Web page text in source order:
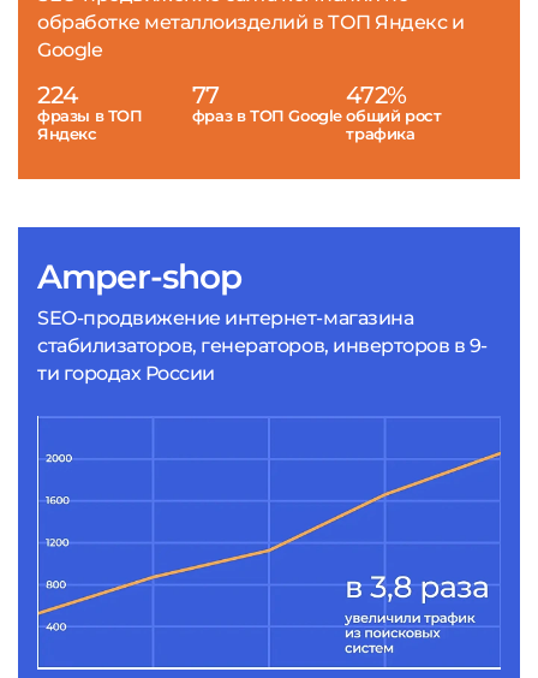
Amper-shop
SEO-продвижение интернет-магазина
стабилизаторов, генераторов, инверторов в 9-
ти городах России
обработке металлоизделий в ТОП Яндекс и
Google
224
фразы в ТОП
Яндекс
77
фраз в ТОП Google
472%
общий рост
трафика